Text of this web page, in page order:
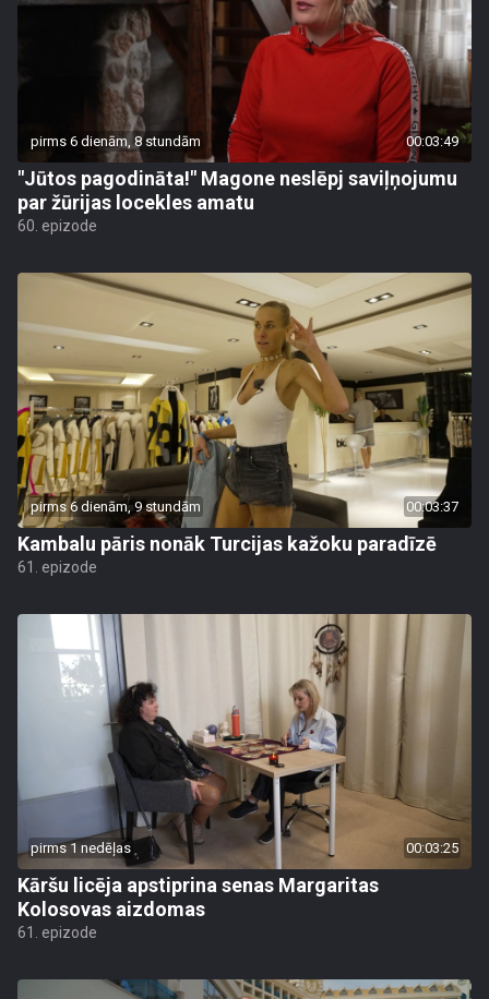
pirms 6 dienām, 8 stundām 00:03:49
"Jūtos pagodināta!" Magone neslēpj saviļņojumu
par žūrijas locekles amatu
60. epizode
pirms 6 dienām, 9 stundām 00:03:37
Kambalu pāris nonāk Turcijas kažoku paradīzē
61. epizode
pirms 1 nedēļas 00:03:25
Kāršu licēja apstiprina senas Margaritas
Kolosovas aizdomas
61. epizode